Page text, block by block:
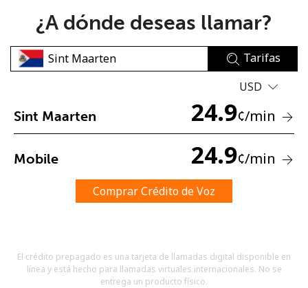
No se ha creado una contraseña
Una letra mayúscula y una minúscula
Un caracter especial
¿A dónde deseas llamar?
Tarifas
USD
Sint Maarten 24.9¢/min
Mobile 24.9¢/min
Comprar Crédito de Voz
El crédito prepagado es una tarjeta de llamadas digital disponible en
línea y está hecho para llamadas virtuales internacionales. No se
entrega un producto físico.